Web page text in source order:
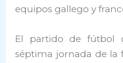
equipos gallego y
El partido de fútbol
séptima jornada de la